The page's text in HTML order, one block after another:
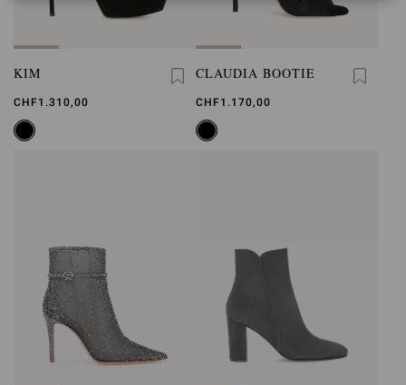
KIM
CHF1.310,00
CLAUDIA BOOTIE
CHF1.170,00